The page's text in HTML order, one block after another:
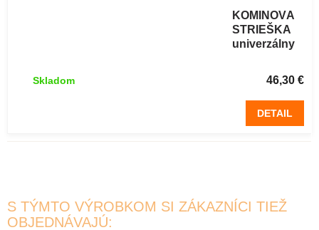
KOMÍNOVÁ
STRIEŠKA
univerzálny
46,30 €
Skladom
DETAIL
S TÝMTO VÝROBKOM SI ZÁKAZNÍCI TIEŽ
OBJEDNÁVAJÚ: